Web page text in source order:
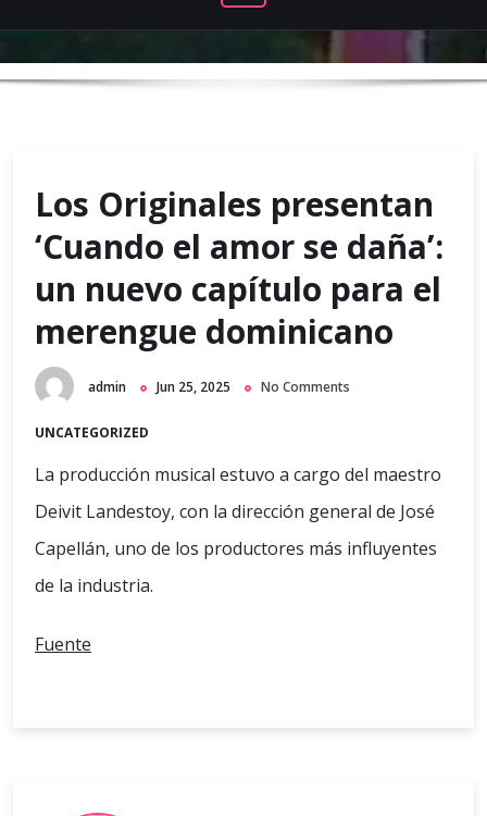
Los Originales presentan
‘Cuando el amor se daña’:
un nuevo capítulo para el
merengue dominicano
admin Jun 25, 2025 No Comments
UNCATEGORIZED
La producción musical estuvo a cargo del maestro
Deivit Landestoy, con la dirección general de José
Capellán, uno de los productores más influyentes
de la industria.
Fuente